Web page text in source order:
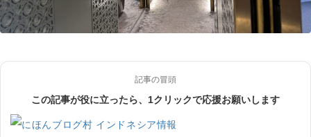
記事の冒頭
この記事が役に立ったら、1クリックで応援お願いします